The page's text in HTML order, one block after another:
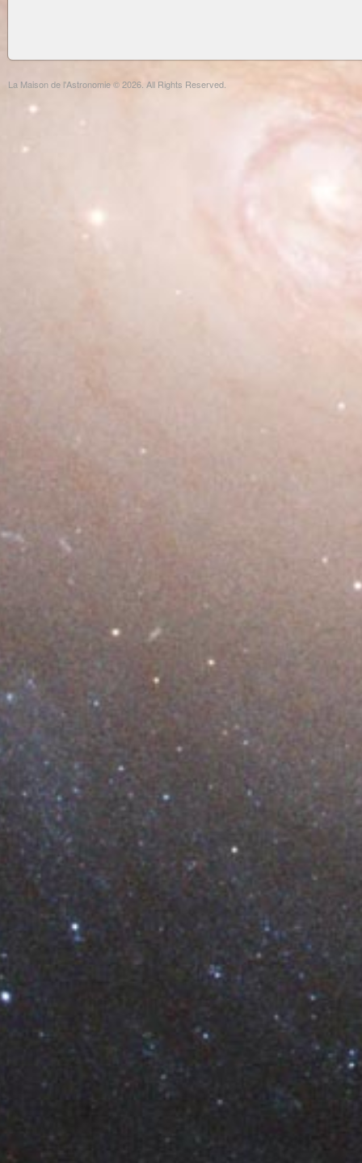
La Maison de l'Astronomie © 2026. All Rights Reserved.